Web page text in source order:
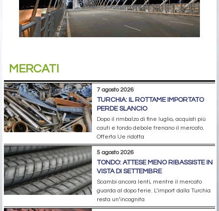
MERCATI
7 agosto 2026
TURCHIA: IL ROTTAME IMPORTATO
PERDE SLANCIO
Dopo il rimbalzo di fine luglio, acquisti più
cauti e tondo debole frenano il mercato.
Offerta Ue ridotta
5 agosto 2026
TONDO: ATTESE MENO RIBASSISTE IN
VISTA DI SETTEMBRE
Scambi ancora lenti, mentre il mercato
guarda al dopo ferie. L’import dalla Turchia
resta un’incognita